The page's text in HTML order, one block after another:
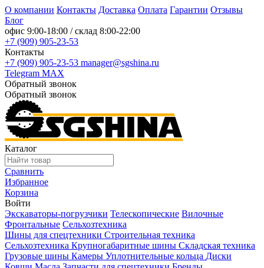
О компании Контакты Доставка Оплата Гарантии Отзывы
Блог
офис 9:00-18:00 / склад 8:00-22:00
+7 (909) 905-23-53
Контакты
+7 (909) 905-23-53 manager@sgshina.ru
Telegram MAX
Обратный звонок
Обратный звонок
Каталог
Сравнить
Избранное
Корзина
Войти
Экскаваторы-погрузчики Телескопические Вилочные
Фронтальные Сельхозтехника
Шины для спецтехники Строительная техника
Сельхозтехника Крупногабаритные шины Складская техника
Грузовые шины Камеры Уплотнительные кольца Диски